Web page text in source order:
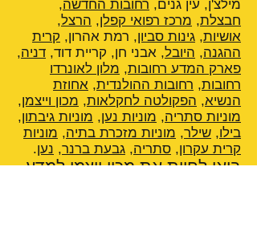
מילצ'ן, עין גנים, רחובות החדשה,
חבצלת, מרכז רפואי קפלן, הרצל,
אושיות, גינות סביון, רמת אהרון, קרית
ההגנה, היובל, אבני חן, קריית דוד, דניה,
פארק המדע רחובות, מלון לאונרדו
רחובות, רחובות ההולנדית, אחוזת
הנשיא, הפקולטה לחקלאות, מכון וייצמן,
מוניות סתריה, מוניות נען, מוניות גיבתון,
בילו, שילר, מוניות מזכרת בתיה, מוניות
קרית עקרון, סתריה, גבעת ברנר, נען.
בואו לחוות את מכון ויצמן למדע